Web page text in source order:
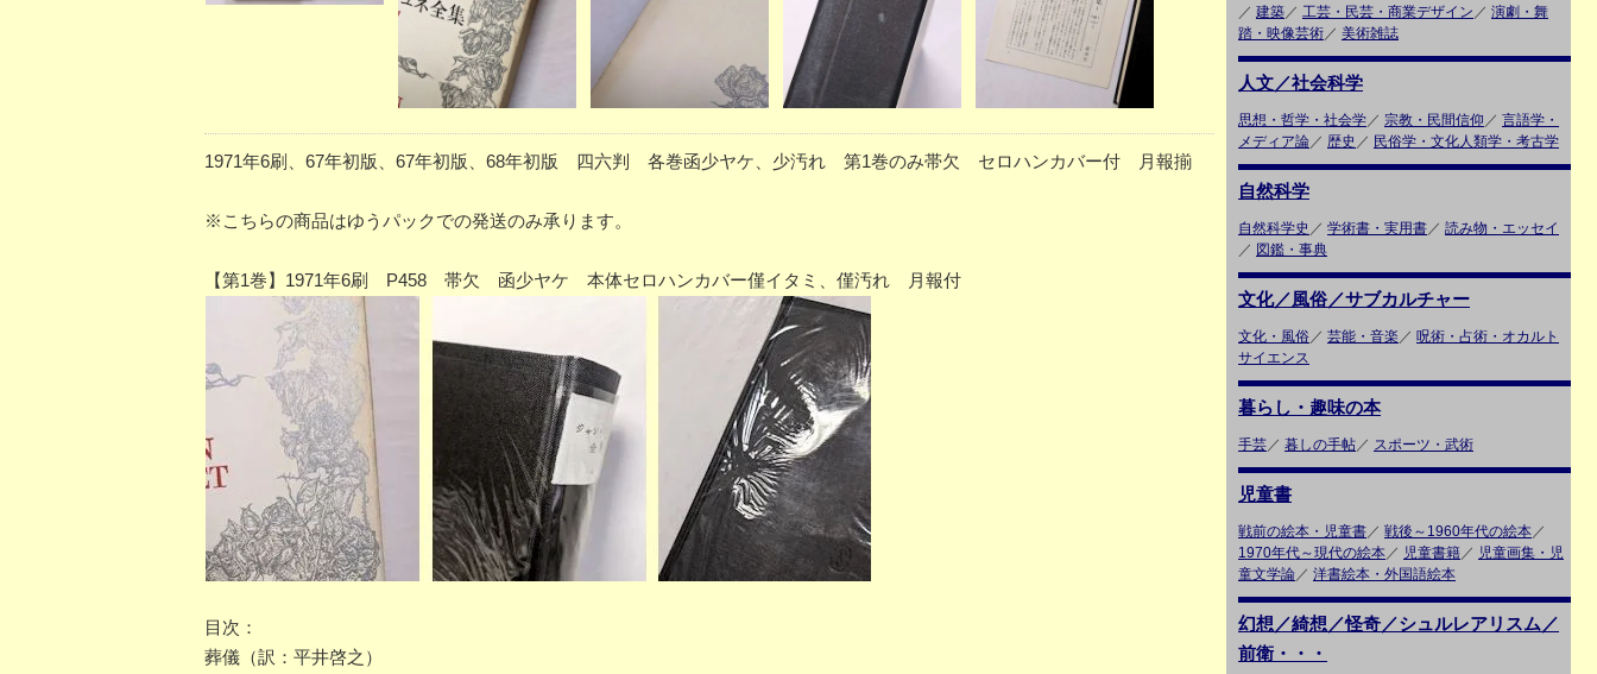
1971年6刷、67年初版、67年初版、68年初版 四六判 各巻函少ヤケ、少汚れ 第1巻のみ帯欠 セロハンカバー付 月報揃
※こちらの商品はゆうパックでの発送のみ承ります。
【第1巻】1971年6刷 P458 帯欠 函少ヤケ 本体セロハンカバー僅イタミ、僅汚れ 月報付
目次：
葬儀（訳：平井啓之）
／ 建築／ 工芸・民芸・商業デザイン ／ 演劇・舞
踏・映像芸術／ 美術雑誌
人文／社会科学
思想・哲学・社会学／ 宗教・民間信仰 ／ 言語学・
メディア論／ 歴史 ／ 民俗学・文化人類学・考古学
自然科学
自然科学史 ／ 学術書・実用書／ 読み物・エッセイ
／ 図鑑・事典
文化／風俗／サブカルチャー
文化・風俗／ 芸能・音楽 ／ 呪術・占術・オカルト
サイエンス
暮らし・趣味の本
手芸／ 暮しの手帖／ スポーツ・武術
児童書
戦前の絵本・児童書／ 戦後～1960年代の絵本／
1970年代～現代の絵本／ 児童書籍／ 児童画集・児
童文学論／ 洋書絵本・外国語絵本
幻想／綺想／怪奇／シュルレアリスム／
前衛・・・